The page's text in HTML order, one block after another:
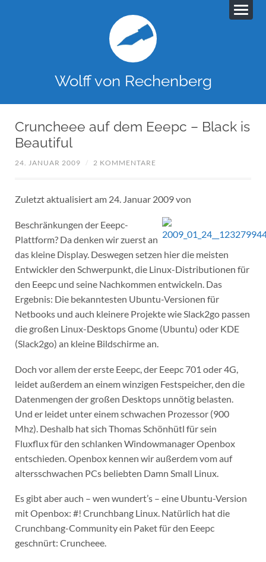
Wolff von Rechenberg
Cruncheee auf dem Eeepc – Black is
Beautiful
24. JANUAR 2009 / 2 KOMMENTARE
Zuletzt aktualisiert am 24. Januar 2009 von
Beschränkungen der Eeepc-
Plattform? Da denken wir zuerst an
das kleine Display. Deswegen setzen hier die meisten
Entwickler den Schwerpunkt, die Linux-Distributionen für
den Eeepc und seine Nachkommen entwickeln. Das
Ergebnis: Die bekanntesten Ubuntu-Versionen für
Netbooks und auch kleinere Projekte wie Slack2go passen
die großen Linux-Desktops Gnome (Ubuntu) oder KDE
(Slack2go) an kleine Bildschirme an.
Doch vor allem der erste Eeepc, der Eeepc 701 oder 4G,
leidet außerdem an einem winzigen Festspeicher, den die
Datenmengen der großen Desktops unnötig belasten.
Und er leidet unter einem schwachen Prozessor (900
Mhz). Deshalb hat sich Thomas Schönhütl für sein
Fluxflux für den schlanken Windowmanager Openbox
entschieden. Openbox kennen wir außerdem vom auf
altersschwachen PCs beliebten Damn Small Linux.
Es gibt aber auch – wen wundert’s – eine Ubuntu-Version
mit Openbox: #! Crunchbang Linux. Natürlich hat die
Crunchbang-Community ein Paket für den Eeepc
geschnürt: Cruncheee.